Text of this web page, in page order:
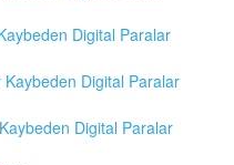
Digital Paralar
Digital Paralar
Digital Paralar